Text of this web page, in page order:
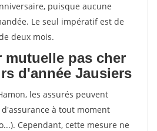
puisque aucune
Le seul impératif est de
deux mois.
mutuelle pas cher
d'année Jausiers
les assurés peuvent
à tout moment
Cependant, cette mesure ne